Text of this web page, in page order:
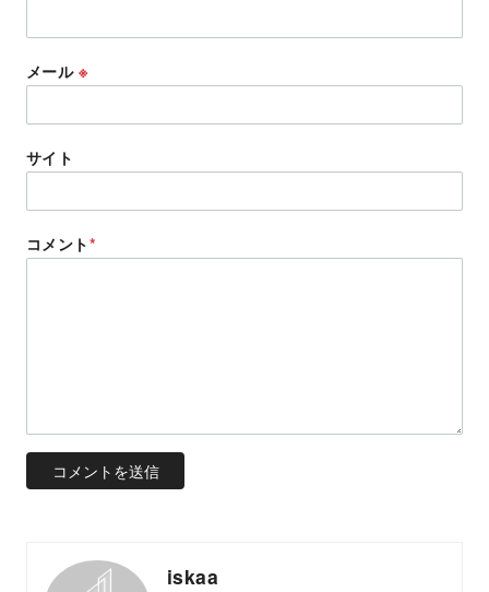
メール ※
サイト
コメント*
iskaa